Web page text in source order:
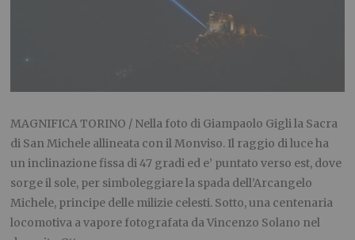
MAGNIFICA TORINO / Nella foto di Giampaolo Gigli la Sacra
di San Michele allineata con il Monviso. Il raggio di luce ha
un inclinazione fissa di 47 gradi ed e’ puntato verso est, dove
sorge il sole, per simboleggiare la spada dell’Arcangelo
Michele, principe delle milizie celesti. Sotto, una centenaria
locomotiva a vapore fotografata da Vincenzo Solano nel